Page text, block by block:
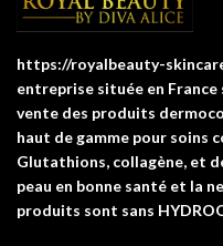
https://royalbeauty-
entreprise située en
vente des produits
haut de gamme pour soins
Glutathions, collagène, et
peau en bonne santé et la
produits sont sans